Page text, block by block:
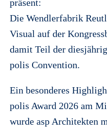
präsent:
Die Wendlerfabrik
Visual auf der
damit Teil der
polis Convention.
Ein besonderes
polis Award 2026 am
wurde asp Architekten